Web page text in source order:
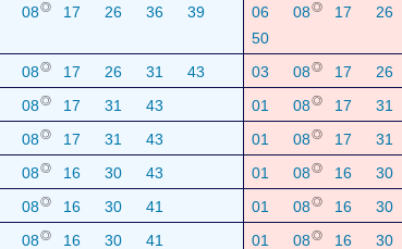
08◎ 17 26 36
39
06 08◎ 17 26
50
08◎ 17 26 31 43 03 08◎ 17 26
08◎ 17 31 43 01 08◎ 17 31
08◎ 17 31 43 01 08◎ 17 31
08◎ 16 30 43 01 08◎ 16 30
08◎ 16 30 41 01 08◎ 16 30
08◎ 16 30 41 01 08◎ 16 30